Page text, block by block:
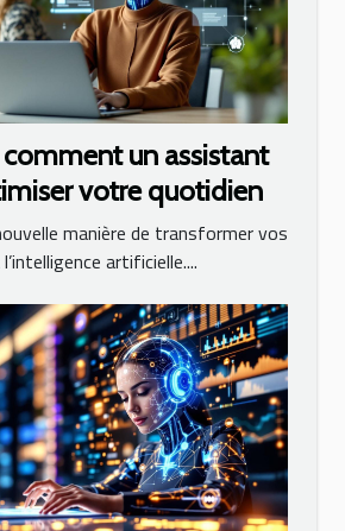
un assistant
votre quotidien
manière de transformer vos
artificielle....